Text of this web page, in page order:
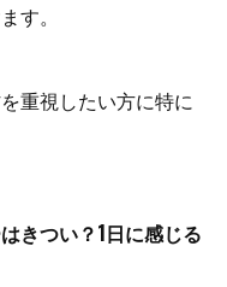
す。
重視したい方に特に
きつい？1日に感じる